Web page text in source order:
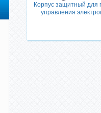
Корпус защитный для
управления